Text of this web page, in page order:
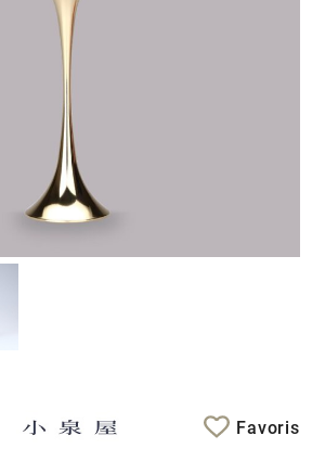
Favoris